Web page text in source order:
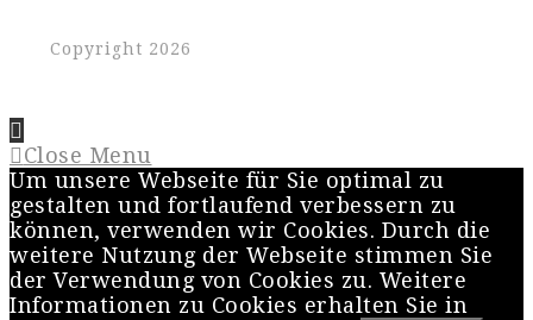
Copyright 2026
Close Menu
Um unsere Webseite für Sie optimal zu
gestalten und fortlaufend verbessern zu
können, verwenden wir Cookies. Durch die
weitere Nutzung der Webseite stimmen Sie
der Verwendung von Cookies zu. Weitere
Informationen zu Cookies erhalten Sie in